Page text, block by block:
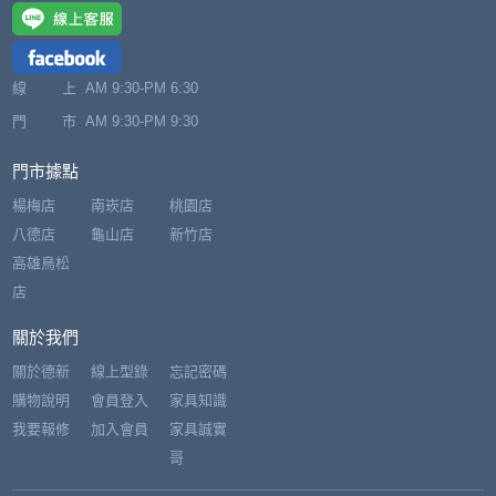
線 上 AM 9:30-PM 6:30
門 市 AM 9:30-PM 9:30
門市據點
楊梅店
八德店
南崁店
龜山店
桃園店
新竹店
高雄鳥松
店
關於我們
關於德新
購物說明
我要報修
線上型錄
會員登入
加入會員
忘記密碼
家具知識
家具誠實
哥